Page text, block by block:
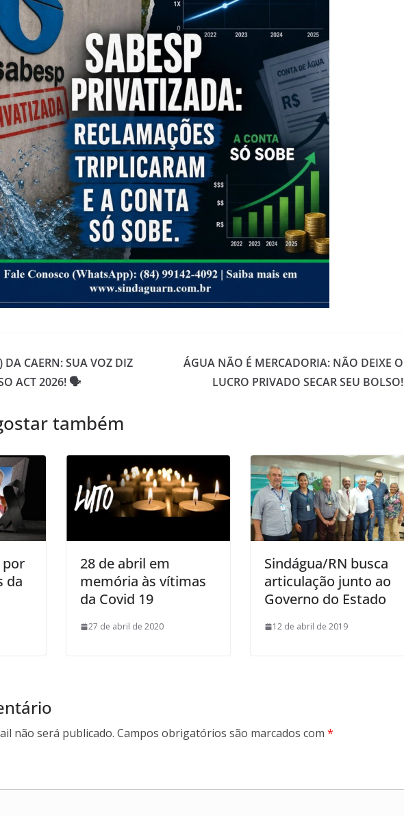
CAERN: SUA VOZ DIZ
ACT 2026! 🗣️
ÁGUA NÃO É MERCADORIA: NÃO DEIXE O
LUCRO PRIVADO SECAR SEU BOLSO!
também
por
da
28 de abril em
memória às vítimas
da Covid 19
27 de abril de 2020
Sindágua/RN busca
articulação junto ao
Governo do Estado
12 de abril de 2019
não será publicado. Campos obrigatórios são marcados com *